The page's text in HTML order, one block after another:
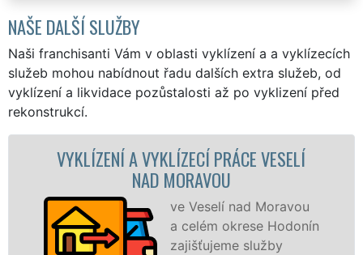
NAŠE DALŠÍ SLUŽBY
Naši franchisanti Vám v oblasti vyklízení a a vyklízecích
služeb mohou nabídnout řadu dalších extra služeb, od
vyklízení a likvidace pozůstalosti až po vyklizení před
rekonstrukcí.
A VYKLÍZECÍ PRÁCE VESELÍ
ve Veselí nad Moravou
a celém okrese Hodonín
zajišťujeme služby
VYKLÍZECÍ